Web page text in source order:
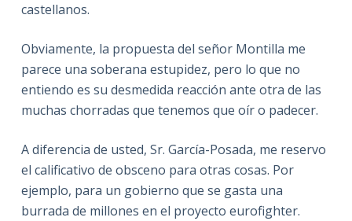
castellanos.
Obviamente, la propuesta del señor Montilla me
parece una soberana estupidez, pero lo que no
entiendo es su desmedida reacción ante otra de las
muchas chorradas que tenemos que oír o padecer.
A diferencia de usted, Sr. García-Posada, me reservo
el calificativo de obsceno para otras cosas. Por
ejemplo, para un gobierno que se gasta una
burrada de millones en el proyecto eurofighter.